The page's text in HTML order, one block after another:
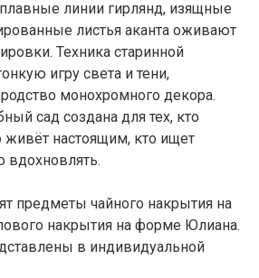
линии гирлянд, изящные
листья аканта оживают
Техника старинной
игру света и тени,
монохромного декора.
сад создана для тех, кто
живёт настоящим, кто ищет
вдохновлять.
предметы чайного накрытия на
накрытия на форме Юлиана.
в индивидуальной
стало
FAMILY